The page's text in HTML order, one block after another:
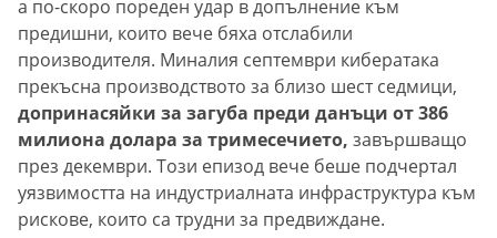
а по-скоро пореден удар в допълнение към
предишни, които вече бяха отслабили
производителя. Миналия септември кибератака
прекъсна производството за близо шест седмици,
допринасяйки за загуба преди данъци от 386
милиона долара за тримесечието, завършващо
през декември. Този епизод вече беше подчертал
уязвимостта на индустриалната инфраструктура към
рискове, които са трудни за предвиждане.